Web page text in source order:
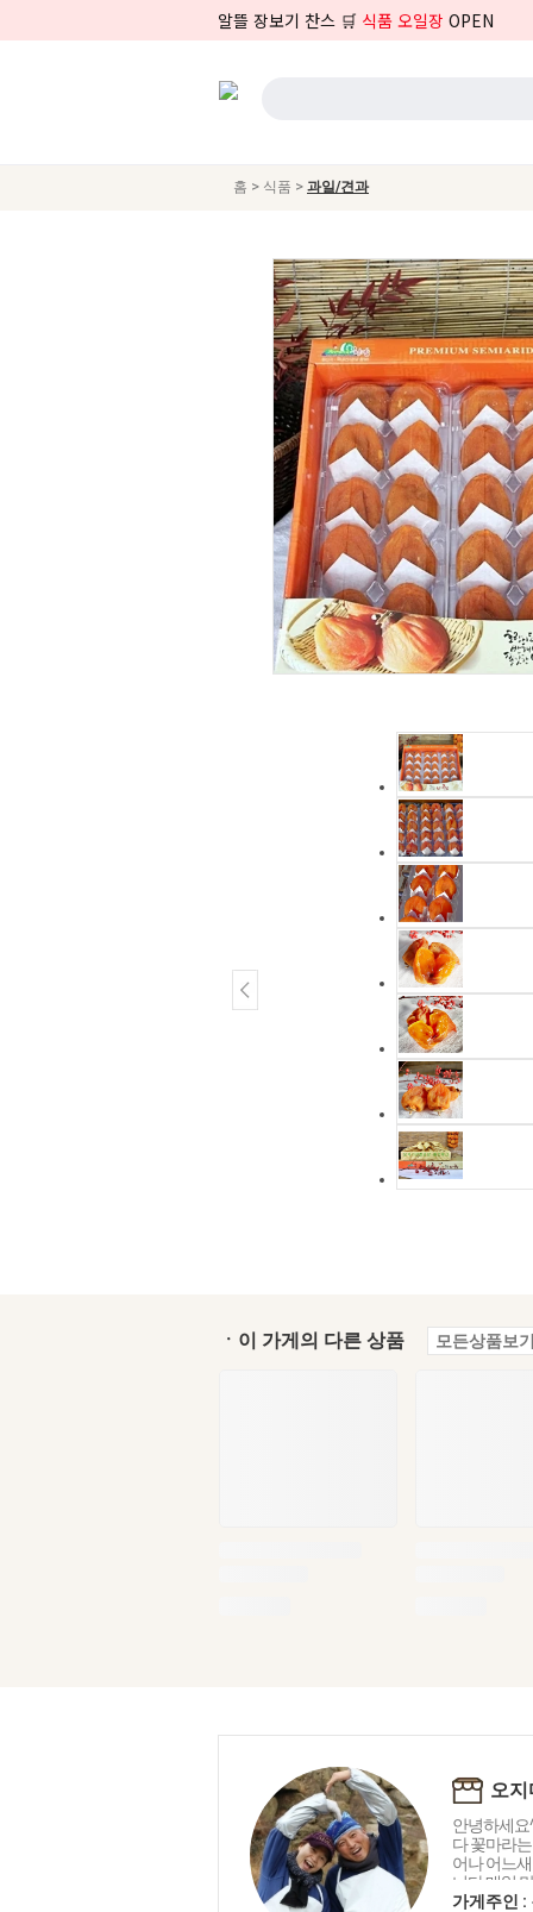
알뜰 장보기 찬스 🛒 식품 오일장 OPEN
홈 > 식품 > 과일/견과
ㆍ이 가게의 다른 상품 모든상품보
오
안녕하세요
다 꽃마라
어나 어느
니다 매일
사드리며
가게주인 :